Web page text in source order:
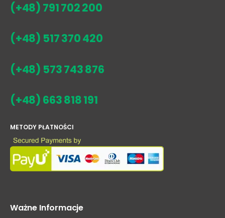
(+48) 791 702 200
(+48) 517 370 420
(+48) 573 743 876
(+48) 663 818 191
METODY PŁATNOŚCI
Ważne Informacje